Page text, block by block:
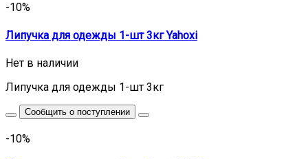
-10%
Липучка для одежды 1-шт 3кг Yahoxi
Нет в наличии
Липучка для одежды 1-шт 3кг
Сообщить о поступлении
-10%